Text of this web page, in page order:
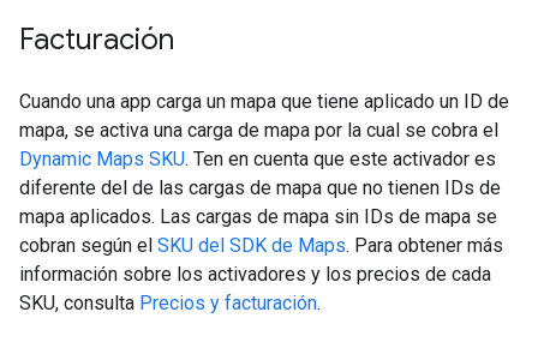
Facturación
Cuando una app carga un mapa que tiene aplicado un ID de
mapa, se activa una carga de mapa por la cual se cobra el
Dynamic Maps SKU. Ten en cuenta que este activador es
diferente del de las cargas de mapa que no tienen IDs de
mapa aplicados. Las cargas de mapa sin IDs de mapa se
cobran según el SKU del SDK de Maps. Para obtener más
información sobre los activadores y los precios de cada
SKU, consulta Precios y facturación.